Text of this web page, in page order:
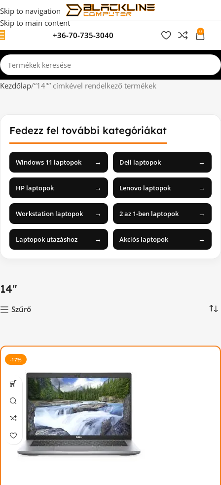
Skip to navigation
Skip to main content
+36-70-735-3040
0
Kezdőlap “14"” címkével rendelkező termékek
Fedezz fel további kategóriákat
Windows 11 laptopok → Dell laptopok →
HP laptopok → Lenovo laptopok →
Workstation laptopok → 2 az 1-ben laptopok →
Laptopok utazáshoz → Akciós laptopok →
14"
Szűrő
-17%